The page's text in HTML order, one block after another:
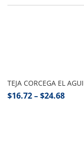
$16.72–$24.68